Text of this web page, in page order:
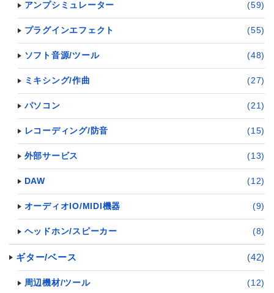
アンプシミュレーター (59)
プラグインエフェクト (55)
ソフト音源/ツール (48)
ミキシング/作曲 (27)
パソコン (21)
レコーディング/防音 (15)
外部サービス (13)
DAW (12)
オーディオIO/MIDI機器 (9)
ヘッドホン/スピーカー (8)
ギター/ベース (42)
周辺機材/ツール (12)